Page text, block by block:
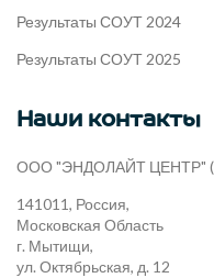
Результаты СОУТ 2024
Результаты СОУТ 2025
Наши контакты
ООО "ЭНДОЛАЙТ ЦЕНТР"
141011, Россия,
Московская Область
г. Мытищи,
ул. Октябрьская, д. 12